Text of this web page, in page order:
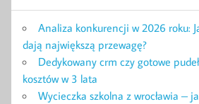
Analiza konkurencji w 2026 roku:
dają największą przewagę?
Dedykowany crm czy gotowe
kosztów w 3 lata
Wycieczka szkolna z wrocławia –